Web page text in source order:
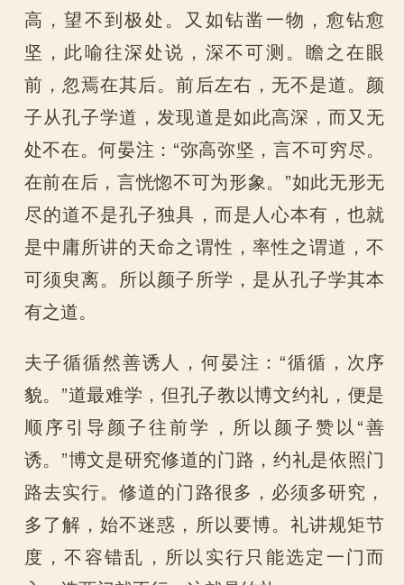
高，望不到极处。又如钻凿一物，愈钻愈
坚，此喻往深处说，深不可测。瞻之在眼
前，忽焉在其后。前后左右，无不是道。颜
子从孔子学道，发现道是如此高深，而又无
处不在。何晏注：“弥高弥坚，言不可穷尽。
在前在后，言恍惚不可为形象。”如此无形无
尽的道不是孔子独具，而是人心本有，也就
是中庸所讲的天命之谓性，率性之谓道，不
可须臾离。所以颜子所学，是从孔子学其本
有之道。
夫子循循然善诱人，何晏注：“循循，次序
貌。”道最难学，但孔子教以博文约礼，便是
顺序引导颜子往前学，所以颜子赞以“善
诱。”博文是研究修道的门路，约礼是依照门
路去实行。修道的门路很多，必须多研究，
多了解，始不迷惑，所以要博。礼讲规矩节
度，不容错乱，所以实行只能选定一门而